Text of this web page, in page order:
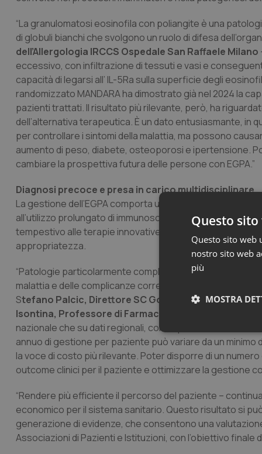
“La granulomatosi eosinofila con poliangite è una
di globuli bianchi che svolgono un ruolo di difesa
dell’Allergologia IRCCS Ospedale San Raffaele Milano
eccessivo, con infiltrazione di tessuti e vasi e
capacità di legarsi all’ IL-5Ra sulla superficie degli
randomizzato MANDARA ha dimostrato già nel 2024 la
pazienti trattati. Il risultato più rilevante, però, ha
dell’alternativa terapeutica. È un dato entusiasmante,
per controllare i sintomi della malattia, ma possono
aumento di peso, diabete, osteoporosi e ipertensione.
cambiare la prospettiva futura delle persone con EGPA.”
Diagnosi precoce e presa in carico multidisciplinare
La gestione dell’EGPA comporta un impatto rilevante
all’utilizzo prolungato di immunosoppressori e
tempestivo alle terapie innovative restano elementi
appropriatezza.
“Patologie particolarmente complesse come l’EGPA
malattia e delle complicanze correlate anche per il
Stefano Palcic, Direttore SC Governance
Isontina, Professore di Farmacoeconomia
nazionale che su dati regionali, come quella basata sui
annuo di gestione per paziente può variare da un
la voce di costo più rilevante. Poter disporre di un
outcome clinici per il paziente e ottimizzare la gestione
“Rendere più efficiente il percorso del paziente –
economico per il sistema sanitario. Questo risultato si
generazione di evidenze, che consentono una
Associazioni di Pazienti e Istituzioni, con l’obiettivo
Questo
Questo sito web
nostro sito web
più
MOSTRA
I cookie necessari